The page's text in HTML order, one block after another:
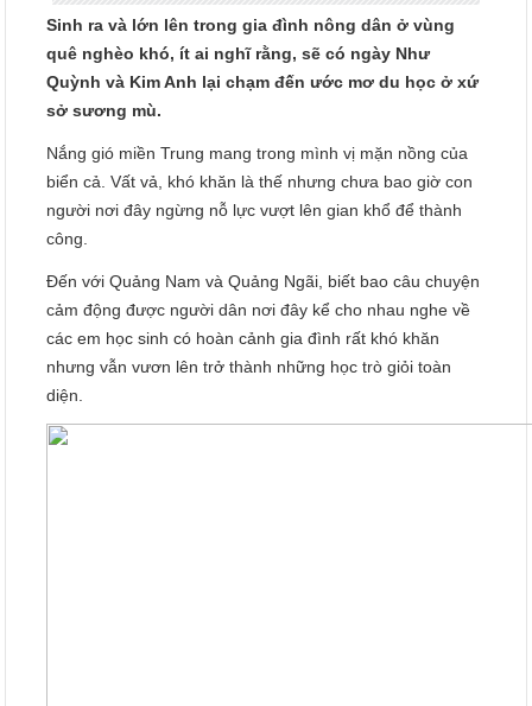
Sinh ra và lớn lên trong gia đình nông dân ở vùng
quê nghèo khó, ít ai nghĩ rằng, sẽ có ngày Như
Quỳnh và Kim Anh lại chạm đến ước mơ du học ở xứ
sở sương mù.
Nắng gió miền Trung mang trong mình vị mặn nồng của
biển cả. Vất vả, khó khăn là thế nhưng chưa bao giờ con
người nơi đây ngừng nỗ lực vượt lên gian khổ để thành
công.
Đến với Quảng Nam và Quảng Ngãi, biết bao câu chuyện
cảm động được người dân nơi đây kể cho nhau nghe về
các em học sinh có hoàn cảnh gia đình rất khó khăn
nhưng vẫn vươn lên trở thành những học trò giỏi toàn
diện.